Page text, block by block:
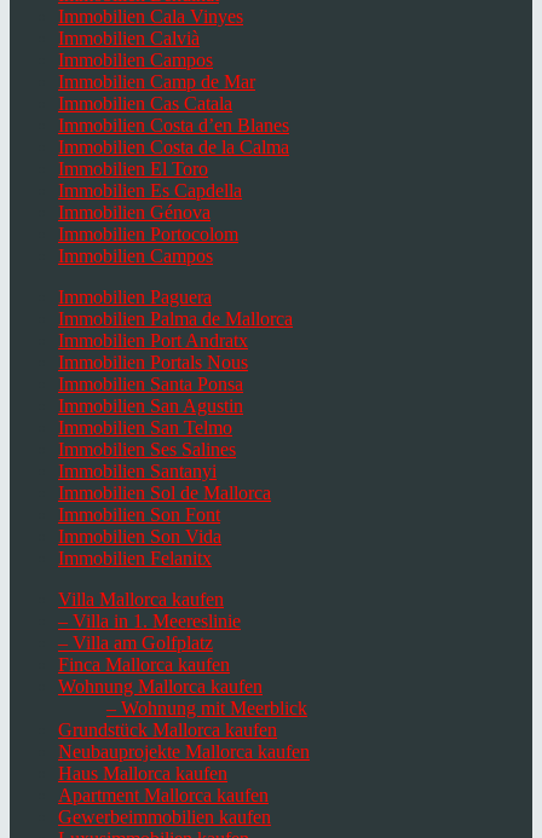
Immobilien Cala Vinyes
Immobilien Calvià
Immobilien Campos
Immobilien Camp de Mar
Immobilien Cas Catala
Immobilien Costa d’en Blanes
Immobilien Costa de la Calma
Immobilien El Toro
Immobilien Es Capdella
Immobilien Génova
Immobilien Portocolom
Immobilien Campos
Immobilien Paguera
Immobilien Palma de Mallorca
Immobilien Port Andratx
Immobilien Portals Nous
Immobilien Santa Ponsa
Immobilien San Agustin
Immobilien San Telmo
Immobilien Ses Salines
Immobilien Santanyi
Immobilien Sol de Mallorca
Immobilien Son Font
Immobilien Son Vida
Immobilien Felanitx
Villa Mallorca kaufen
– Villa in 1. Meereslinie
– Villa am Golfplatz
Finca Mallorca kaufen
Wohnung Mallorca kaufen
– Wohnung mit Meerblick
Grundstück Mallorca kaufen
Neubauprojekte Mallorca kaufen
Haus Mallorca kaufen
Apartment Mallorca kaufen
Gewerbeimmobilien kaufen